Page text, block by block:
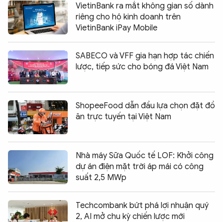
VietinBank ra mắt không gian số dành
riêng cho hộ kinh doanh trên
VietinBank iPay Mobile
SABECO và VFF gia hạn hợp tác chiến
lược, tiếp sức cho bóng đá Việt Nam
ShopeeFood dẫn đầu lựa chọn đặt đồ
ăn trực tuyến tại Việt Nam
Nhà máy Sữa Quốc tế LOF: Khởi công
dự án điện mặt trời áp mái có công
suất 2,5 MWp
Techcombank bứt phá lợi nhuận quý
2, AI mở chu kỳ chiến lược mới